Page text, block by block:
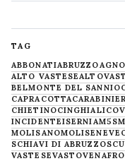
TAG
ABBONATIABRUZZO
ALTO VASTESE
BELMONTE DEL SANNIO
CAPRACOTTA
CHIETINOCINGHIALI
INCIDENTEISERNIAM5S
MOLISANOMOLISENEVE
SCHIAVI DI ABRUZZO
VASTESEVASTOVENAFRO